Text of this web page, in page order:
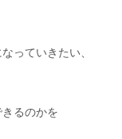
っていきたい、
るのかを